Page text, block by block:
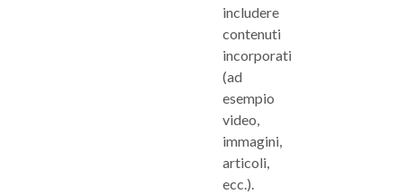
includere
contenuti
incorporati
(ad
esempio
video,
immagini,
articoli,
ecc.).